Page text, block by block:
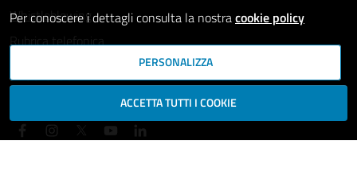
Whistleblowing
Rubrica telefonica
SEGUICI SU
Per conoscere i dettagli consulta la nostracookie policy
PERSONALIZZA
ACCETTA TUTTI I COOKIE